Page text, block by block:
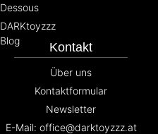
Dessous
DARKtoyzzz
Blog
Kontakt
Über uns
Kontaktformular
Newsletter
E-Mail: office@darktoyzzz.at